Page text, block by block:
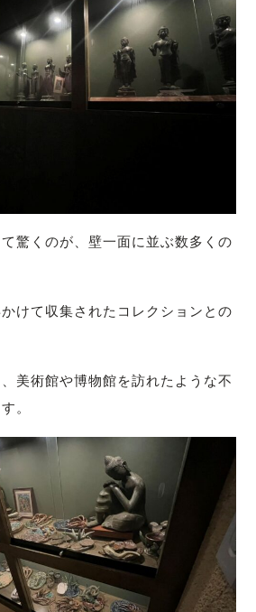
驚くのが、壁一面に並ぶ数多くの
けて収集されたコレクションとの
美術館や博物館を訪れたような不
。